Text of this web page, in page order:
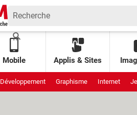
Mobile Applis & Sites
Développement Graphisme Internet